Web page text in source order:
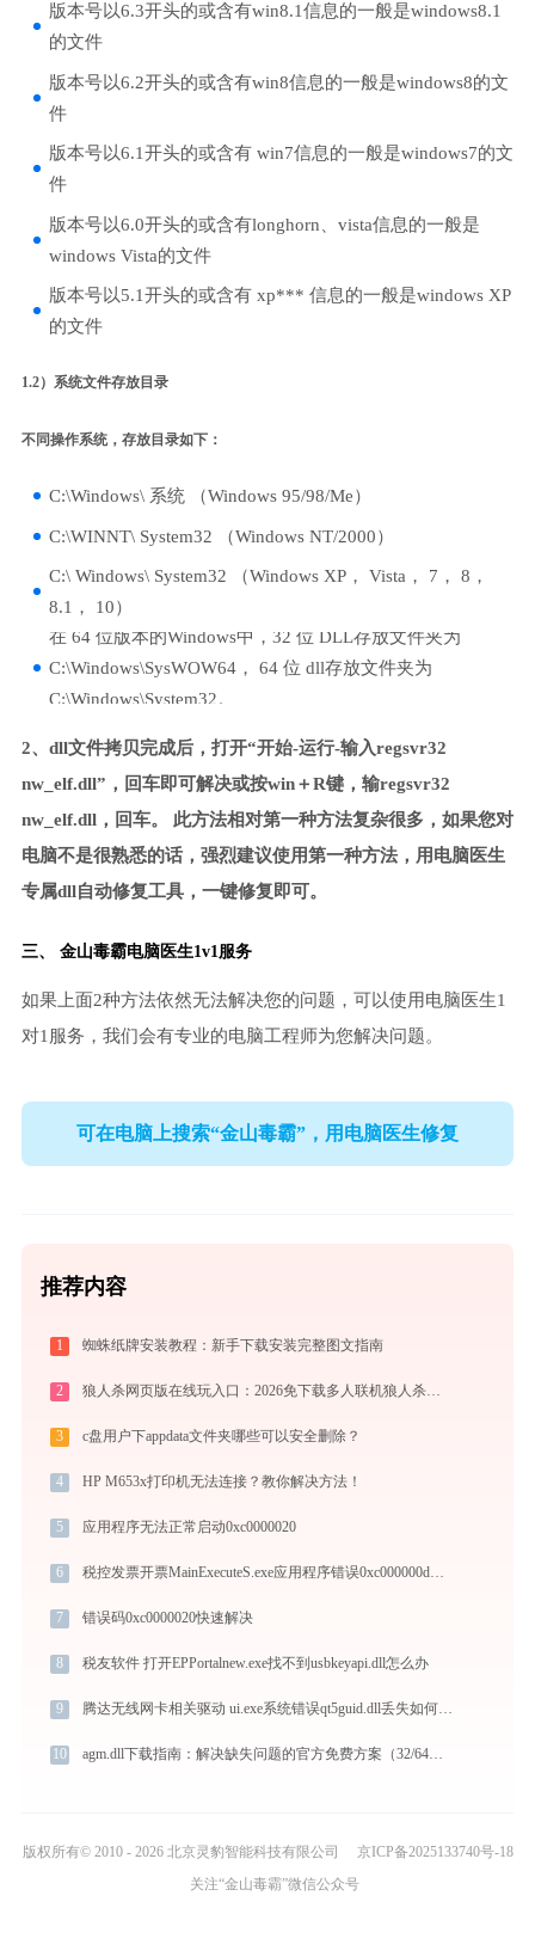
版本号以6.3开头的或含有win8.1信息的一般是windows8.1
的文件
版本号以6.2开头的或含有win8信息的一般是windows8的文
件
版本号以6.1开头的或含有 win7信息的一般是windows7的文
件
版本号以6.0开头的或含有longhorn、vista信息的一般是
windows Vista的文件
版本号以5.1开头的或含有 xp*** 信息的一般是windows XP
的文件
1.2）系统文件存放目录
不同操作系统，存放目录如下：
C:\Windows\ 系统 （Windows 95/98/Me）
C:\WINNT\ System32 （Windows NT/2000）
C:\ Windows\ System32 （Windows XP， Vista， 7， 8，
8.1， 10）
在 64 位版本的Windows中，32 位 DLL存放文件夹为
C:\Windows\SysWOW64， 64 位 dll存放文件夹为
C:\Windows\System32。
2、dll文件拷贝完成后，打开“开始-运行-输入regsvr32
nw_elf.dll”，回车即可解决或按win＋R键，输regsvr32
nw_elf.dll，回车。 此方法相对第一种方法复杂很多，如果您对
电脑不是很熟悉的话，强烈建议使用第一种方法，用电脑医生
专属dll自动修复工具，一键修复即可。
三、 金山毒霸电脑医生1v1服务
如果上面2种方法依然无法解决您的问题，可以使用电脑医生1
对1服务，我们会有专业的电脑工程师为您解决问题。
可在电脑上搜索“金山毒霸”，用电脑医生修复
推荐内容
1 蜘蛛纸牌安装教程：新手下载安装完整图文指南
2 狼人杀网页版在线玩入口：2026免下载多人联机狼人杀，新手实战晋级攻略
3 c盘用户下appdata文件夹哪些可以安全删除？
4 HP M653x打印机无法连接？教你解决方法！
5 应用程序无法正常启动0xc0000020
6 税控发票开票MainExecuteS.exe应用程序错误0xc000000d解决方法
7 错误码0xc0000020快速解决
8 税友软件 打开EPPortalnew.exe找不到usbkeyapi.dll怎么办
9 腾达无线网卡相关驱动 ui.exe系统错误qt5guid.dll丢失如何解决
10 agm.dll下载指南：解决缺失问题的官方免费方案（32/64位系统适用）
版权所有© 2010 - 2026 北京灵豹智能科技有限公司
京ICP备2025133740号-18
关注“金山毒霸”微信公众号